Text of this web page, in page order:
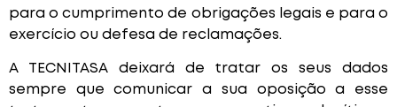
para o cumprimento de obrigações legais e para o
exercício ou defesa de reclamações.
A TECNITASA deixará de tratar os seus dados
sempre que comunicar a sua oposição a esse